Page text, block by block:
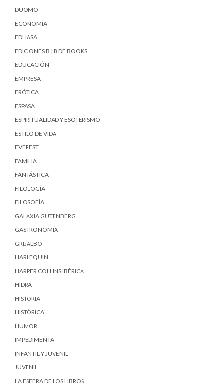
DUOMO
ECONOMÍA
EDHASA
EDICIONES B | B DE BOOKS
EDUCACIÓN
EMPRESA
ERÓTICA
ESPASA
ESPIRITUALIDAD Y ESOTERISMO
ESTILO DE VIDA
EVEREST
FAMILIA
FANTÁSTICA
FILOLOGÍA
FILOSOFÍA
GALAXIA GUTENBERG
GASTRONOMÍA
GRIJALBO
HARLEQUIN
HARPER COLLINS IBÉRICA
HIDRA
HISTORIA
HISTÓRICA
HUMOR
IMPEDIMENTA
INFANTIL Y JUVENIL
JUVENIL
LA ESFERA DE LOS LIBROS